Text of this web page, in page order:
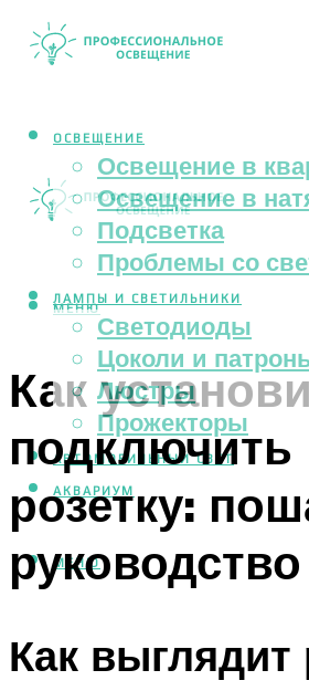
ОСВЕЩЕНИЕ
Освещение в
Освещение в
Подсветка
Проблемы со
ЛАМПЫ И СВЕТИЛЬНИКИ
Светодиоды
Цоколи и
Люстры
Прожекторы
АВТОМОБИЛЬНЫЙ СВЕТ
АКВАРИУМ
МЕНЮ
МЕНЮ
Как
подключить
розетку:
руководство
Как выглядит